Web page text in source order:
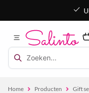
Home Producten Gift